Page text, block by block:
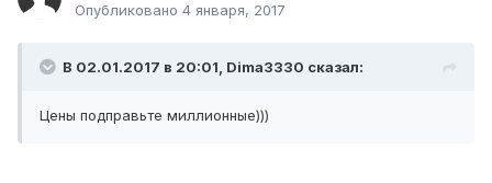
Опубликовано 4 января, 2017
В 02.01.2017 в 20:01, Dima3330 сказал:
Цены подправьте миллионные)))